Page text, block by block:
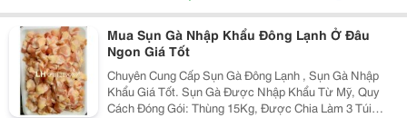
Phù Hợp Với...
Mua Sụn Gà Nhập Khẩu Đông Lạnh Ở Đâu
Ngon Giá Tốt
Chuyên Cung Cấp Sụn Gà Đông Lạnh , Sụn Gà Nhập
Khẩu Giá Tốt. Sụn Gà Được Nhập Khẩu Từ Mỹ, Quy
Cách Đóng Gói: Thùng 15Kg, Được Chia Làm 3 Túi